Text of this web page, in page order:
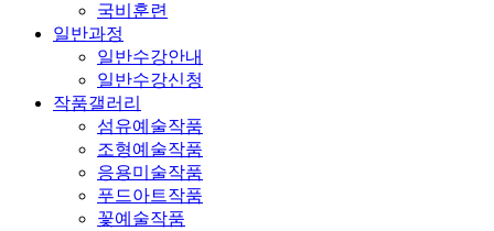
국비훈련
일반과정
일반수강안내
일반수강신청
작품갤러리
섬유예술작품
조형예술작품
응용미술작품
푸드아트작품
꽃예술작품